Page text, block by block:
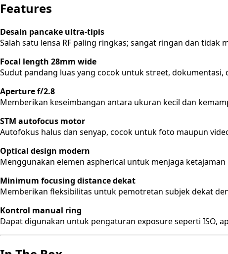
Features
Desain pancake ultra-tipis
Salah satu lensa RF paling ringkas; sangat ringan dan tidak
Focal length 28mm wide
Sudut pandang luas yang cocok untuk street, dokumentasi,
Aperture f/2.8
Memberikan keseimbangan antara ukuran kecil dan
STM autofocus motor
Autofokus halus dan senyap, cocok untuk foto maupun
Optical design modern
Menggunakan elemen aspherical untuk menjaga
Minimum focusing distance dekat
Memberikan fleksibilitas untuk pemotretan subjek dekat
Kontrol manual ring
Dapat digunakan untuk pengaturan exposure seperti ISO,